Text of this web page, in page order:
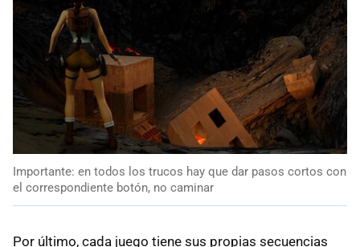
Importante: en todos los trucos hay que dar pasos cortos con
el correspondiente botón, no caminar
Por último, cada juego tiene sus propias secuencias